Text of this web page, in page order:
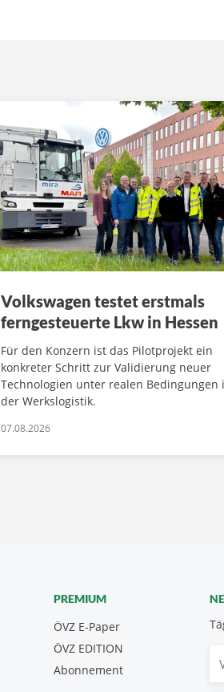
Volkswagen testet erstmals
ferngesteuerte Lkw in Hessen
Für den Konzern ist das Pilotprojekt ein
konkreter Schritt zur Validierung neuer
Technologien unter realen Bedingungen
der Werkslogistik.
07.08.2026
PREMIUM
ÖVZ E-Paper
Abonnement
ÖVZ EDITION